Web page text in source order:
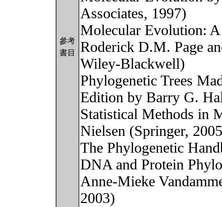
參考
書目
Associates, 1997)
Molecular Evolution:
Roderick D.M. Page
Wiley-Blackwell)
Phylogenetic Trees
Edition by Barry G.
Statistical Methods in
Nielsen (Springer,
The Phylogenetic
DNA and Protein
Anne-Mieke
2003)